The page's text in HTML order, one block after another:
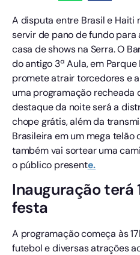
A disputa entre Brasil e Haiti
servir de pano de fundo para
casa de shows na Serra. O
do antigo 3ª Aula, em
promete atrair torcedores e
uma programação recheada
destaque da noite será a
chope grátis, além da
Brasileira em um mega telão
também vai sortear uma
o público presente.
Inauguração terá
festa
A programação começa às
futebol e diversas atrações